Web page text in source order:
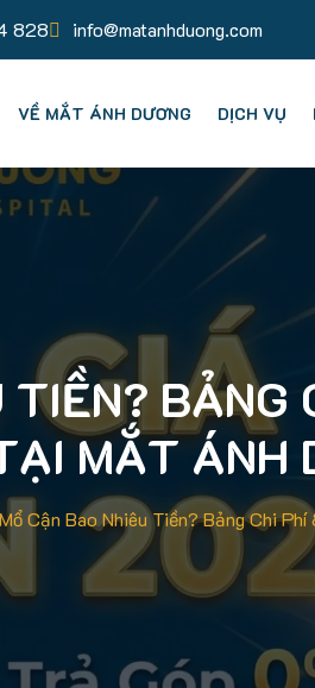
828 info@matanhduong.com
VỀ MẮT ÁNH DƯƠNG DỊCH VỤ
TIỀN?
MẮT ÁNH
Cận Bao Nhiêu Tiền? Bảng Chi